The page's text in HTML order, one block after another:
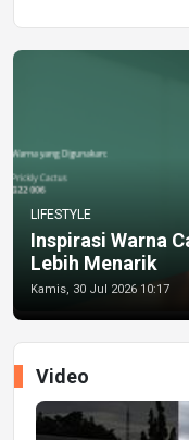
LIFESTYLE
Inspirasi Warna
Lebih Menarik
Kamis, 30 Jul 2026 10:17
Video